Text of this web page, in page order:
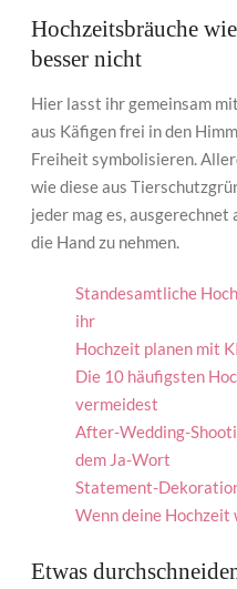
Hochzeitsbräuche
besser nicht
Hier lasst ihr gemeinsam
aus Käfigen frei in den
Freiheit symbolisieren.
wie diese aus
jeder mag es,
die Hand zu nehmen.
Standesamtliche
ihr
Hochzeit planen mit
Die 10 häufigsten
vermeidest
After-Wedding-
dem Ja-Wort
Statement-
Wenn deine Hochzeit
Etwas